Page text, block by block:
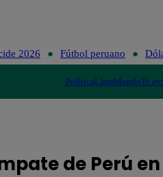
2026 Fútbol peruano
PolíticaLimaMundoTe
de Perú